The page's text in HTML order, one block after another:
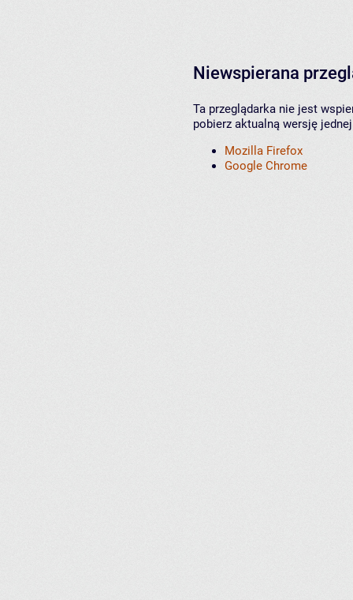
Niewspierana
Ta przeglądarka nie jest
pobierz aktualną wersję
Mozilla Firefox
Google Chrome